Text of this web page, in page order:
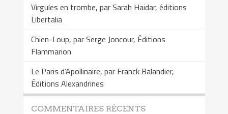
Virgules en trombe, par Sarah Haidar, éditions
Libertalia
Chien-Loup, par Serge Joncour, Éditions
Flammarion
Le Paris d’Apollinaire, par Franck Balandier,
Éditions Alexandrines
COMMENTAIRES RÉCENTS